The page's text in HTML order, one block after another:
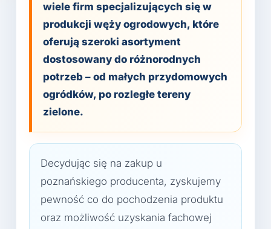
wiele firm specjalizujących się w
produkcji węży ogrodowych, które
oferują szeroki asortyment
dostosowany do różnorodnych
potrzeb – od małych przydomowych
ogródków, po rozległe tereny
zielone.
Decydując się na zakup u
poznańskiego producenta, zyskujemy
pewność co do pochodzenia produktu
oraz możliwość uzyskania fachowej